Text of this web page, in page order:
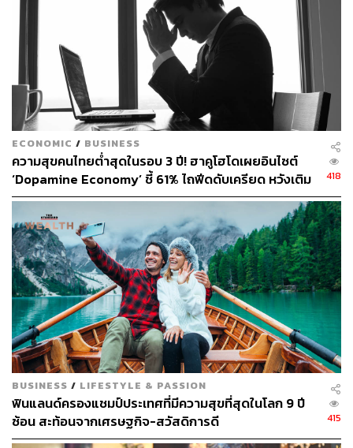
หากเราไม่ล้มบ้าง แปลว่าเรายังพยายามไม่มากพอ
การพยายามหลีกเลี่ยงความล้มเหลว เท่ากับเรากำลังหลีก
เลี่ยงความเสี่ยงและความท้าทายที่นำไปสู่ความสำเร็จและ
โอกาสดีๆ
ก่อนที่จะตัดสินว่าสิ่งนั้นไม่ดี บางทีนั่นอาจไม่เหมาะกับ
รสนิยมเรา
ก่อนที่จะบอกว่า บางสิ่งไม่ดีต่อสุขภาพ ไม่มีประสิทธิภาพ
อันตราย น่าขยะแขยง หรือผิดศีลธรรม เราควรพิจารณาว่า
บางทีสิ่งนี้อาจไม่เหมาะกับรสนิยมของเราก็เป็นได้
การแบ่งงานกันทำ มักนำไปสู่การละทิ้งงานเราทุกคน
ต่างเคยประสบกับปรากฏการณ์นี้
ไม่มีอะไรที่เหนื่อยไปกว่า งานที่ไม่เคยเริ่มต้นลงมือทำ
เธอแชร์ประสบการณ์ที่ รู้สึกเหนื่อยล้ามาทั้งสัปดาห์ เพราะ
เลื่อนการเขียนอีเมล ซึ่งสุดท้ายแล้วฉันใช้เวลาร่างแค่ 20
วินาที แค่ลงมือทำมันซะ
การเปลี่ยนแปลงสภาพแวดล้อม อาจง่ายกว่าการ
เปลี่ยนแปลงตัวเอง
การเปลี่ยนแปลงสภาพแวดล้อมและตารางเวลาของเราง่าย
ECONOMIC / BUSINESS
ความสุขคนไทยต่ำสุดในรอบ 3 ปี! ฮาคูโฮโดเผยอินไซต์
‘Dopamine Economy’ ชี้ 61% ไถฟีดดับเครียด หวังเติม
พลังใจรายวัน
418
BUSINESS / LIFESTYLE & PASSION
ฟินแลนด์ครองแชมป์ประเทศที่มีความสุขที่สุดในโลก 9 ปี
ซ้อน สะท้อนจากเศรษฐกิจ-สวัสดิการดี
415